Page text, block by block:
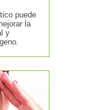
puede
la
y